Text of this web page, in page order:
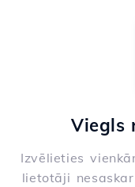
Viegls
Izvēlieties
lietotāji